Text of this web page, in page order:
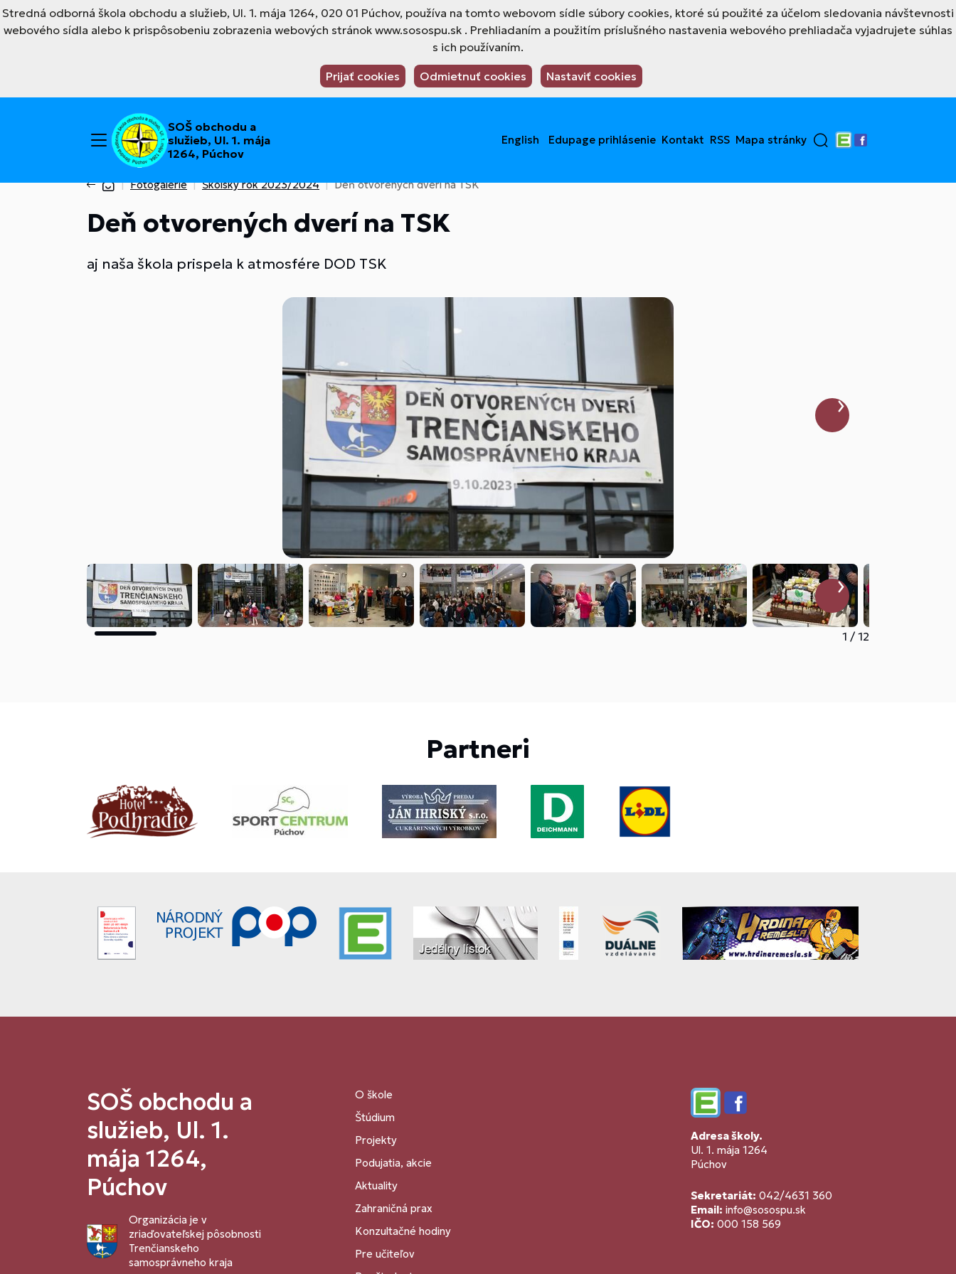
Stredná odborná škola obchodu a služieb, Ul. 1. mája 1264, 020 01 Púchov, používa na tomto webovom sídle súbory cookies, ktoré sú použité za účelom sledovania návštevnosti
webového sídla alebo k prispôsobeniu zobrazenia webových stránok www.sosospu.sk . Prehliadaním a použitím príslušného nastavenia webového prehliadača vyjadrujete súhlas
s ich používaním.
Prijať cookies Odmietnuť cookies Nastaviť cookies
SOŠ obchodu a
služieb, Ul. 1. mája
1264, Púchov
English Edupage prihlásenie Kontakt RSS Mapa stránky
Edupage
Facebook
Fotogalérie Školský rok 2023/2024 Deň otvorených dverí na TSK
Deň otvorených dverí na TSK
aj naša škola prispela k atmosfére DOD TSK
1 / 12
Partneri
SOŠ obchodu a
služieb, Ul. 1.
mája 1264,
Púchov
Organizácia je v
zriaďovateľskej pôsobnosti
Trenčianskeho
samosprávneho kraja
O škole
Štúdium
Projekty
Podujatia, akcie
Aktuality
Zahraničná prax
Konzultačné hodiny
Pre učiteľov
EdupageFacebook
Adresa školy.
Ul. 1. mája 1264
Púchov
Sekretariát: 042/4631 360
Email: info@sosospu.sk
IČO: 000 158 569